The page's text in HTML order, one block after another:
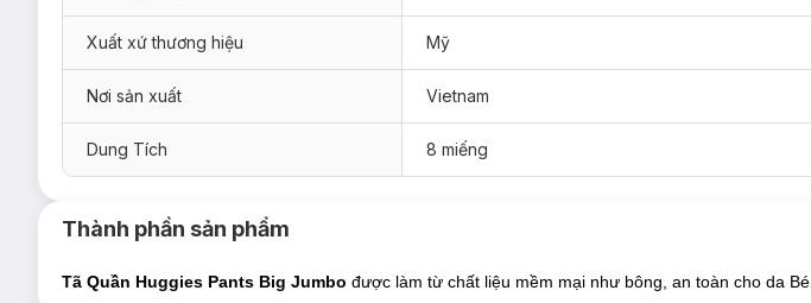
Xuất xứ thương hiệu Mỹ
Nơi sản xuất Vietnam
Dung Tích 8 miếng
Thành phần sản phẩm
Tã Quần Huggies Pants Big Jumbo được làm từ chất liệu mềm mại như bông, an toàn cho da Bé.